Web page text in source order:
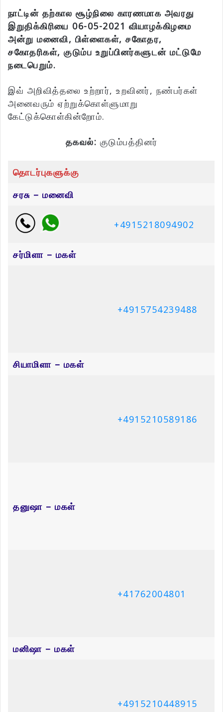
நாட்டின் தற்கால சூழ்நிலை காரணமாக அவரது
இறுதிக்கிரியை 06-05-2021 வியாழக்கிழமை
அன்று மனைவி, பிள்ளைகள், சகோதர,
சகோதரிகள், குடும்ப உறுப்பினர்களுடன் மட்டுமே
நடைபெறும்.
இவ் அறிவித்தலை உற்றார், உறவினர், நண்பர்கள்
அனைவரும் ஏற்றுக்கொள்ளுமாறு
கேட்டுக்கொள்கின்றோம்.
தகவல்: குடும்பத்தினர்
தொடர்புகளுக்கு
சரசு – மனைவி
+4915218094902
சர்மிளா – மகள்